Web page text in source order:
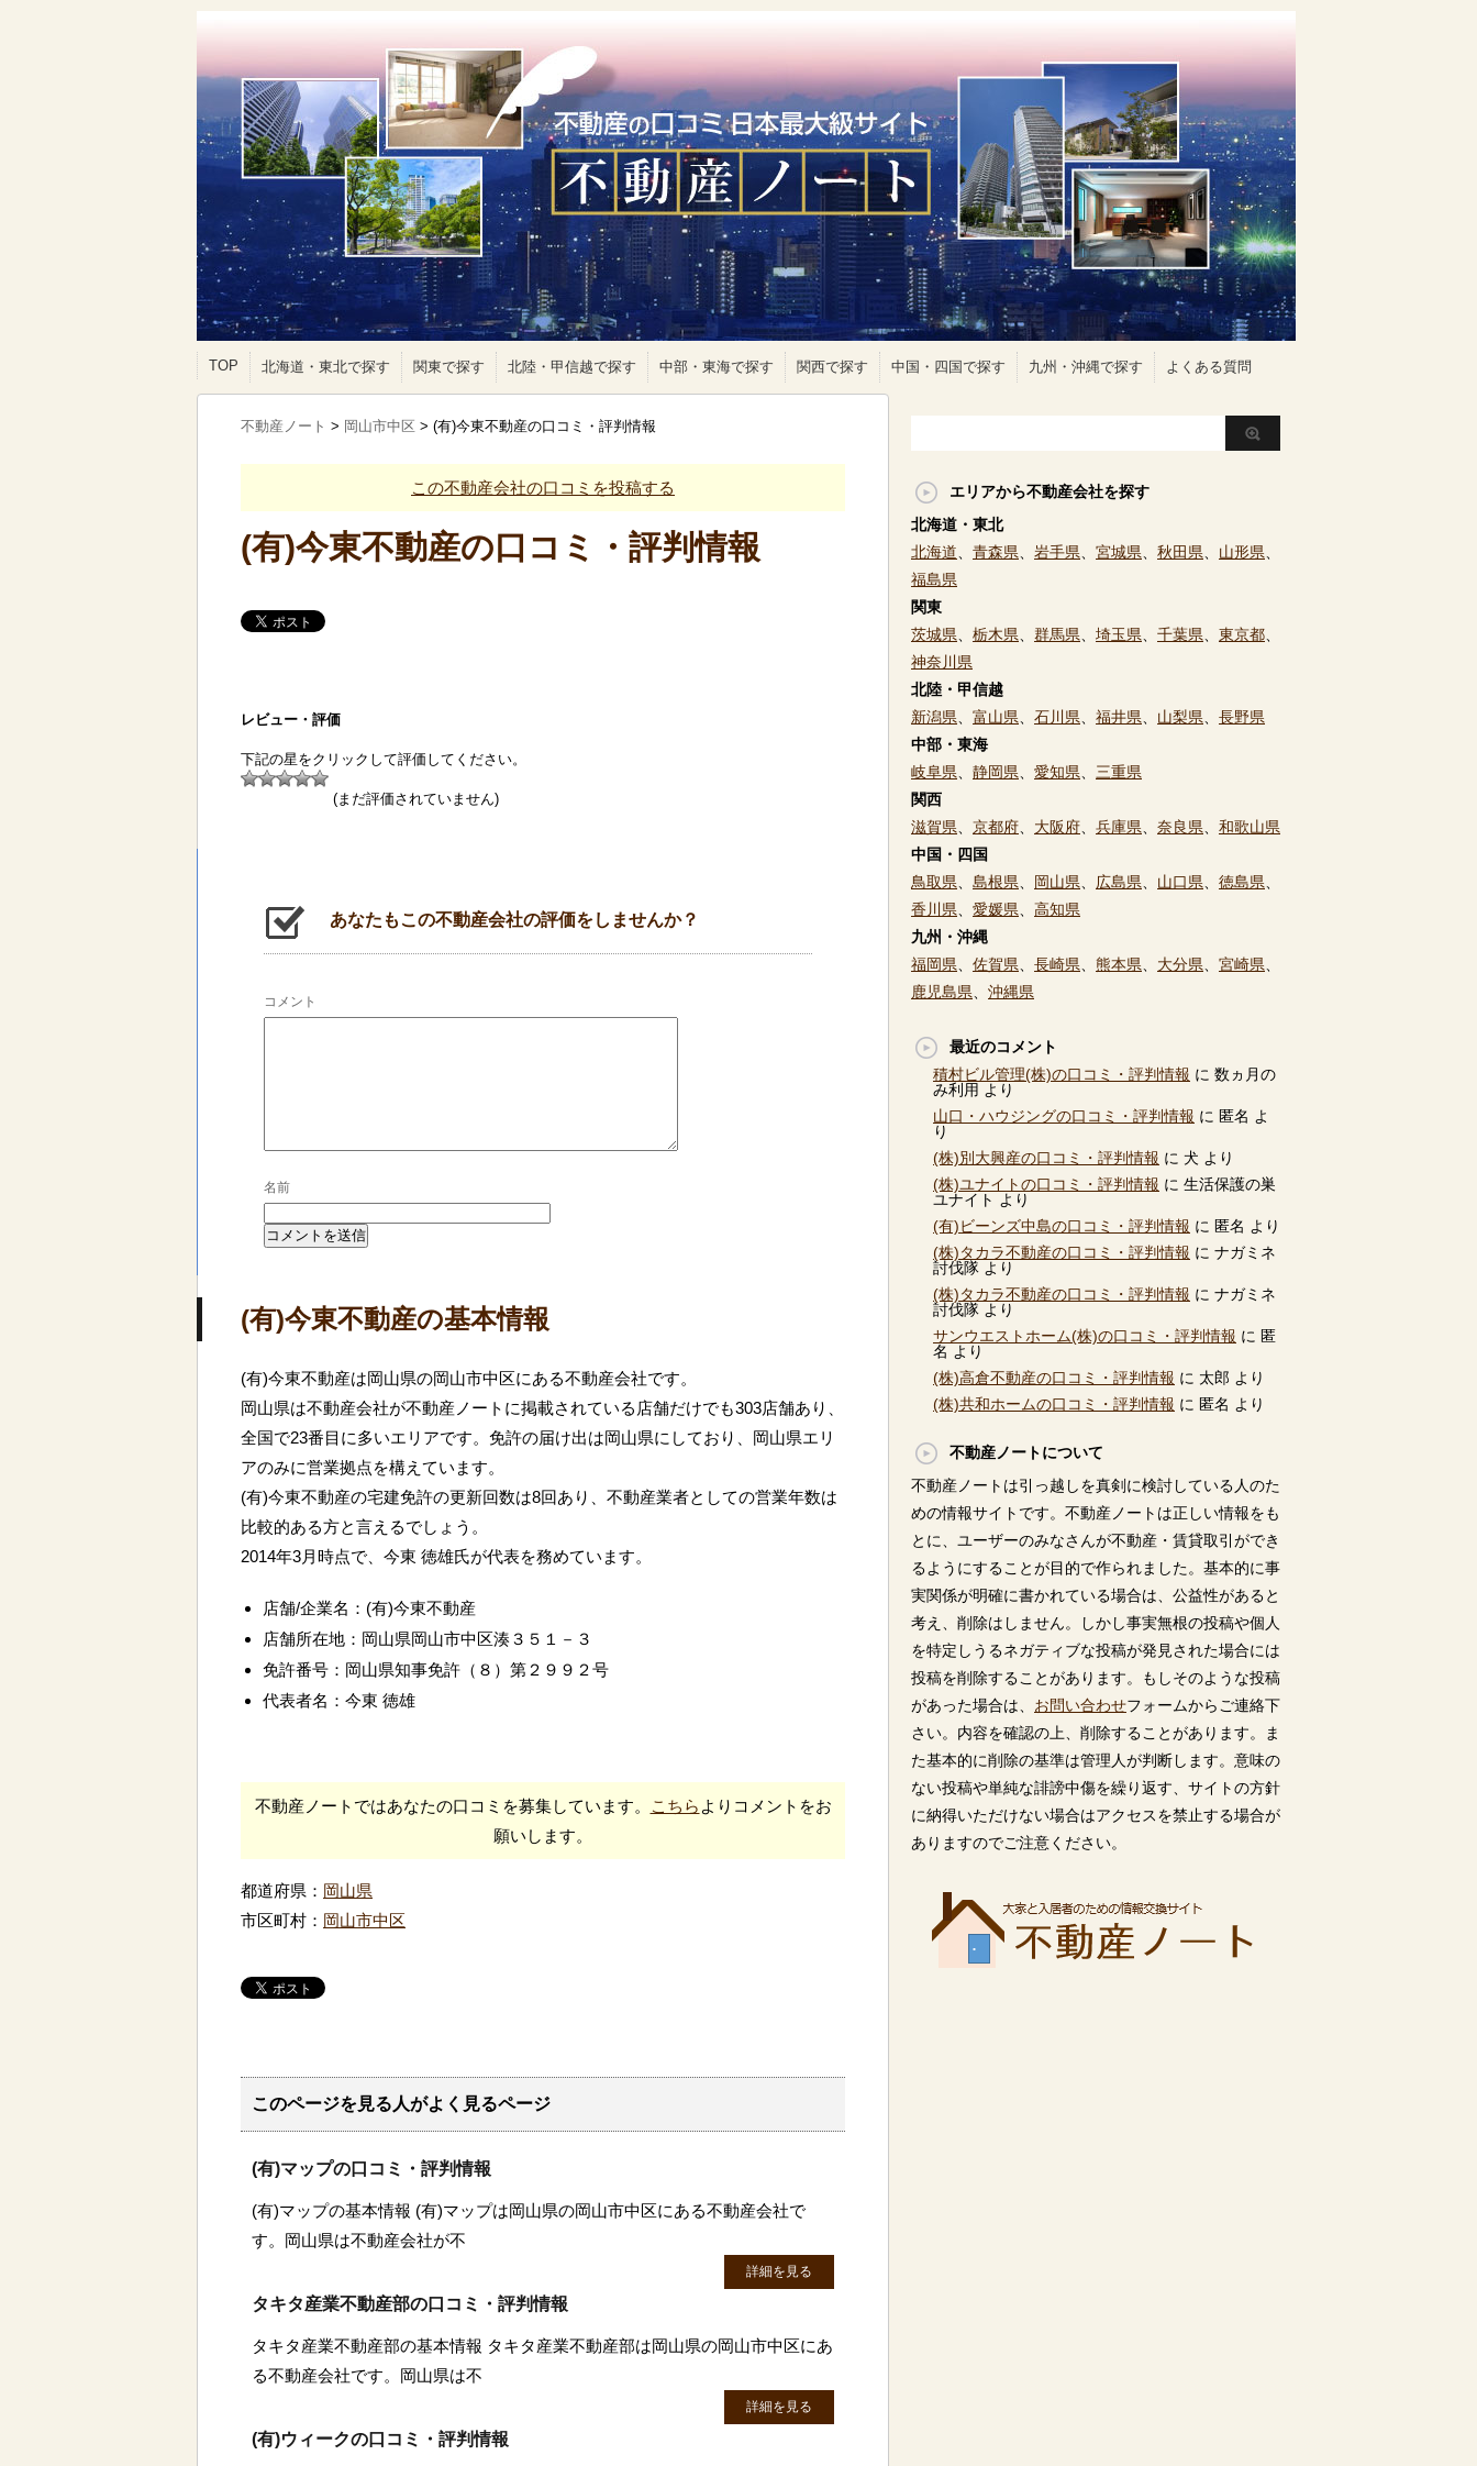
TOP 北海道・東北で探す 関東で探す 北陸・甲信越で探す 中部・東海で探す 関西で探す 中国・四国で探す 九州・沖縄で探す よくある質問
不動産ノート > 岡山市中区 > (有)今東不動産の口コミ・評判情報
この不動産会社の口コミを投稿する
(有)今東不動産の口コミ・評判情報
レビュー・評価
下記の星をクリックして評価してください。
(まだ評価されていません)
あなたもこの不動産会社の評価をしませんか？
コメント
名前
(有)今東不動産の基本情報
(有)今東不動産は岡山県の岡山市中区にある不動産会社です。
岡山県は不動産会社が不動産ノートに掲載されている店舗だけでも303店舗あり、
全国で23番目に多いエリアです。免許の届け出は岡山県にしており、岡山県エリ
アのみに営業拠点を構えています。
(有)今東不動産の宅建免許の更新回数は8回あり、不動産業者としての営業年数は
比較的ある方と言えるでしょう。
2014年3月時点で、今東 徳雄氏が代表を務めています。
店舗/企業名：(有)今東不動産
店舗所在地：岡山県岡山市中区湊３５１－３
免許番号：岡山県知事免許（８）第２９９２号
代表者名：今東 徳雄
不動産ノートではあなたの口コミを募集しています。 こちら よりコメントをお
願いします。
都道府県： 岡山県
市区町村： 岡山市中区
このページを見る人がよく見るページ
(有)マップの口コミ・評判情報
(有)マップの基本情報 (有)マップは岡山県の岡山市中区にある不動産会社で
す。岡山県は不動産会社が不
詳細を見る
タキタ産業不動産部の口コミ・評判情報
タキタ産業不動産部の基本情報 タキタ産業不動産部は岡山県の岡山市中区にあ
る不動産会社です。岡山県は不
詳細を見る
(有)ウィークの口コミ・評判情報
エリアから不動産会社を探す
北海道・東北
北海道
青森県 岩手県 宮城県 秋田県 山形県
福島県
関東
茨城県
栃木県 群馬県 埼玉県 千葉県 東京都
神奈川県
北陸・甲信越
新潟県
富山県 石川県 福井県 山梨県
長野県
中部・東海
岐阜県
静岡県 愛知県
三重県
関西
滋賀県
京都府 大阪府 兵庫県 奈良県
和歌山県
中国・四国
鳥取県
島根県 岡山県 広島県 山口県 徳島県
香川県
愛媛県
高知県
九州・沖縄
福岡県
佐賀県 長崎県 熊本県 大分県 宮崎県
鹿児島県
沖縄県
最近のコメント
積村ビル管理(株)の口コミ・評判情報 に 数ヵ月の
み利用 より
山口・ハウジングの口コミ・評判情報 に 匿名 よ
り
(株)別大興産の口コミ・評判情報 に 犬 より
(株)ユナイトの口コミ・評判情報 に 生活保護の巣
ユナイト より
(有)ビーンズ中島の口コミ・評判情報 に 匿名 より
(株)タカラ不動産の口コミ・評判情報 に ナガミネ
討伐隊 より
(株)タカラ不動産の口コミ・評判情報 に ナガミネ
討伐隊 より
サンウエストホーム(株)の口コミ・評判情報 に 匿
名 より
(株)高倉不動産の口コミ・評判情報 に 太郎 より
(株)共和ホームの口コミ・評判情報 に 匿名 より
不動産ノートについて
不動産ノートは引っ越しを真剣に検討している人のた
めの情報サイトです。不動産ノートは正しい情報をも
とに、ユーザーのみなさんが不動産・賃貸取引ができ
るようにすることが目的で作られました。基本的に事
実関係が明確に書かれている場合は、公益性があると
考え、削除はしません。しかし事実無根の投稿や個人
を特定しうるネガティブな投稿が発見された場合には
投稿を削除することがあります。もしそのような投稿
があった場合は、 お問い合わせフォームからご連絡下
さい。内容を確認の上、削除することがあります。ま
た基本的に削除の基準は管理人が判断します。意味の
ない投稿や単純な誹謗中傷を繰り返す、サイトの方針
に納得いただけない場合はアクセスを禁止する場合が
ありますのでご注意ください。